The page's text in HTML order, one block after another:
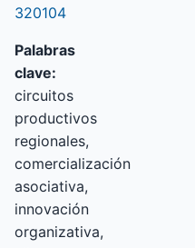
320104
Palabras
clave:
circuitos
productivos
regionales,
comercialización
asociativa,
innovación
organizativa,